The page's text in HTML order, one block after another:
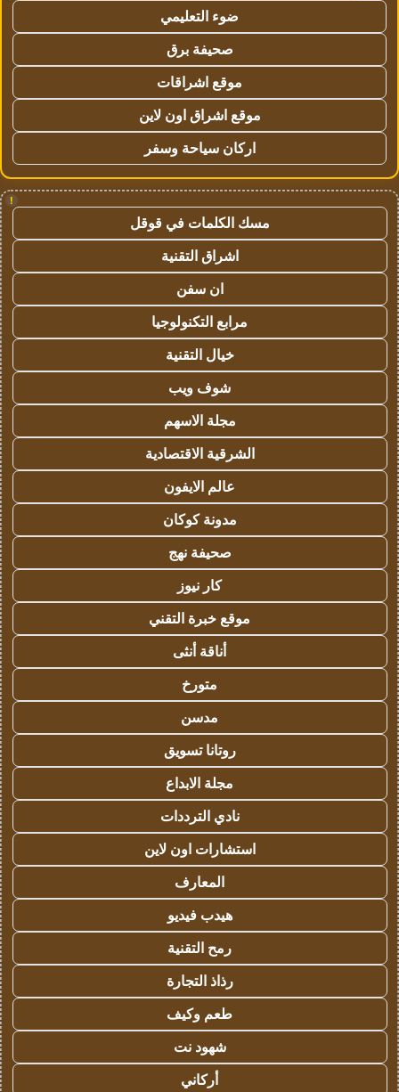
ضوء التعليمي
صحيفة برق
موقع اشراقات
موقع اشراق اون لاين
اركان سياحة وسفر
!
مسك الكلمات في قوقل
اشراق التقنية
ان سفن
مرابع التكنولوجيا
خيال التقنية
شوف ويب
مجلة الاسهم
الشرقية الاقتصادية
عالم الايفون
مدونة كوكان
صحيفة نهج
كار نيوز
موقع خبرة التقني
أناقة أنثى
متورخ
مدسن
روتانا تسويق
مجلة الابداع
نادي الترددات
استشارات اون لاين
المعارف
هيدب فيديو
رمح التقنية
رذاذ التجارة
طعم وكيف
شهود نت
أركاني